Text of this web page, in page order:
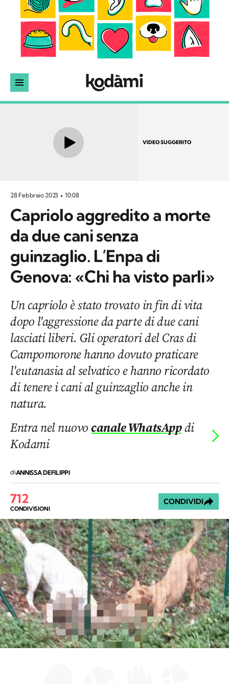
VIDEO SUGGERITO
28 Febbraio 2023 10:08
Capriolo aggredito a morte
da due cani senza
guinzaglio. L’Enpa di
Genova: «Chi ha visto parli»
Un capriolo è stato trovato in fin di vita
dopo l'aggressione da parte di due cani
lasciati liberi. Gli operatori del Cras di
Campomorone hanno dovuto praticare
l'eutanasia al selvatico e hanno ricordato
di tenere i cani al guinzaglio anche in
natura.
Entra nel nuovocanale WhatsAppdi
Kodami
diANNISSA DEFILIPPI
712
CONDIVISIONI
CONDIVIDI